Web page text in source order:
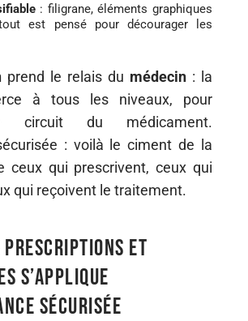
: filigrane, éléments graphiques
est pensé pour décourager les
prend le relais du médecin : la
à tous les niveaux, pour
circuit du médicament.
: voilà le ciment de la
ceux qui prescrivent, ceux qui
qui reçoivent le traitement.
prescriptions et
s’applique
sécurisée